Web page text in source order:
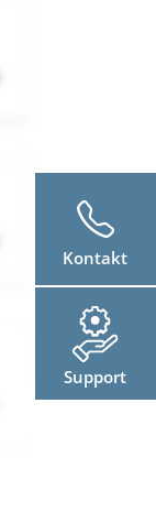
Kontakt
Support